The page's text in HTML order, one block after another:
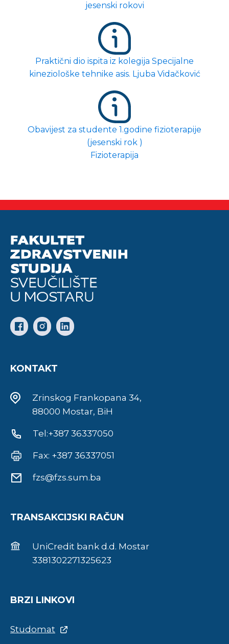
jesenski rokovi
Praktični dio ispita iz kolegija Specijalne
kineziološke tehnike asis. Ljuba Vidačković
Obavijest za studente 1.godine fizioterapije
(jesenski rok )
Fizioterapija
KONTAKT
Zrinskog Frankopana 34,
88000 Mostar, BiH
Tel:+387 36337050
Fax: +387 36337051
fzs@fzs.sum.ba
TRANSAKCIJSKI RAČUN
UniCredit bank d.d. Mostar
3381302271325623
BRZI LINKOVI
Studomat